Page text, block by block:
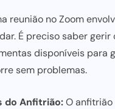
reunião noZoom
É preciso saber
disponíveis para
sem problemas.
do Anfitrião:O